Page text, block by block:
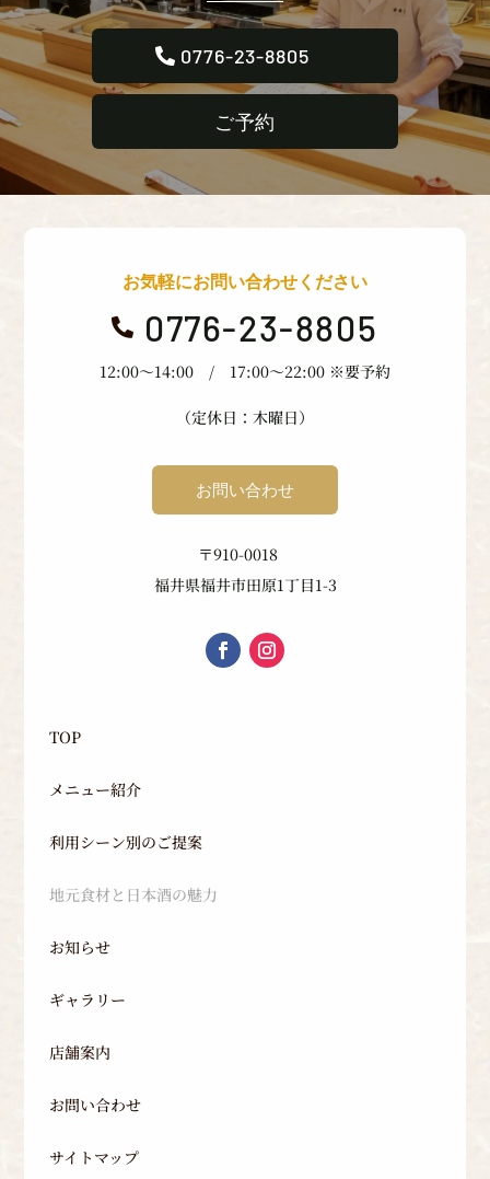
0776-23-8805
ご予約
お気軽にお問い合わせください
 0776-23-8805
12:00〜14:00 / 17:00〜22:00 ※要予約
（定休日：木曜日）
お問い合わせ
〒910-0018
福井県福井市田原1丁目1-3
TOP
メニュー紹介
利用シーン別のご提案
地元食材と日本酒の魅力
お知らせ
ギャラリー
店舗案内
お問い合わせ
サイトマップ